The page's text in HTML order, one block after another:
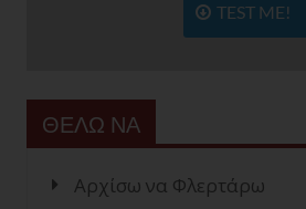
TEST ME!
ΘΕΛΩ ΝΑ
Αρχίσω να Φλερτάρω